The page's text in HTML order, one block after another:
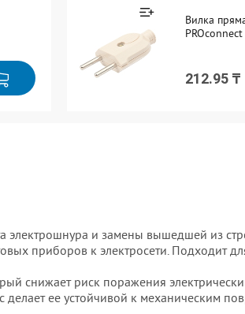
Вилка
PROconnect
212.95 ₸
электрошнура и замены вышедшей из
приборов к электросети. Подходит
снижает риск поражения
ее устойчивой к механическим